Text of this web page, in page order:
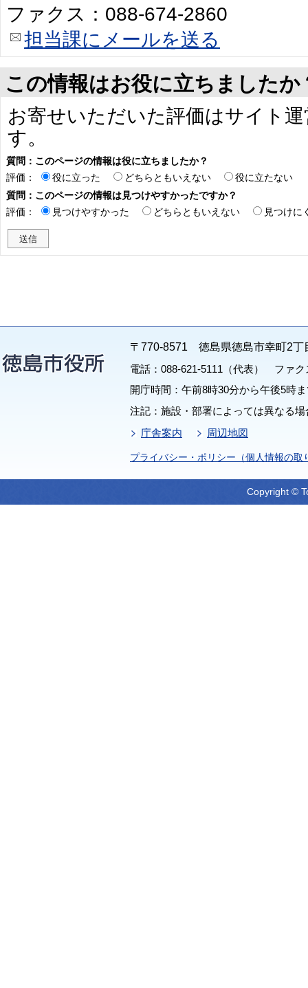
ファクス：088-674-2860
担当課にメールを送る
この情報はお役に立ちましたか
お寄せいただいた評価はサイト
す。
質問：このページの情報は役に立ちましたか？
評価：
役に立った どちらともいえない
役に立たない
質問：このページの情報は見つけやすかったですか？
評価：
見つけやすかった どちらともいえない 見つけに
〒770-8571 徳島県徳島市幸町2丁
電話：088-621-5111（代表） ファク
開庁時間：午前8時30分から午後5時
注記：施設・部署によっては異なる
庁舎案内
周辺地図
プライバシー・ポリシー（個人情報の取
Copyright ©